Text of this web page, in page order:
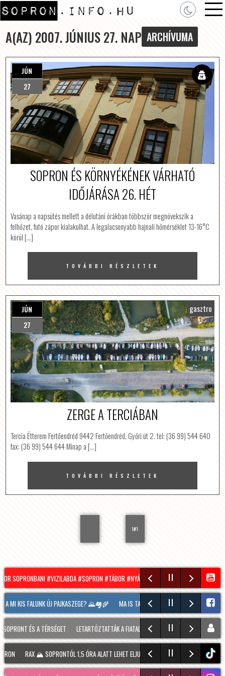
A(AZ) 2007. JÚNIUS 27. NAP ARCHÍVUMA
JÚN
27
SOPRON ÉS KÖRNYÉKÉNEK VÁRHATÓ
IDŐJÁRÁSA 26. HÉT
Vasánap a napsütés mellett a délutáni órákban többször megnövekszik a
felhőzet, futó zápor kialakulhat. A legalacsonyabb hajnali hőmérséklet 13-16°C
körül […]
TOVÁBBI RÉSZLETEK
JÚN
27
gasztro
ZERGE A TERCIÁBAN
Tercia Étterem Fertőendréd 9442 Fertőendréd, Győri út 2. tel: (36 99) 544 640
fax: (36 99) 544 644 Minap a […]
TOVÁBBI RÉSZLETEK
1#1
SOPRONBAN! #VIZILABDA #SOPRON #TÁBOR #NYÁR #SUMMER HÍRADÓ –
A MI KIS FALUNK ÚJ PAJKASZEGE? 🌄🏘️🌾 MA IS TART MÉG A SOPRONI BORÜNNEP,
ÉS A TÉRSÉGET LETARTÓZTATTÁK A FIATALT, AKI KIS HÍJÁN MEGÖLT EGY 28
RAX 🏔️ SOPRONTÓL 1,5 ÓRA ALATT LEHET ELJUTNI IDE. A TÚRA A PREINER tiktok